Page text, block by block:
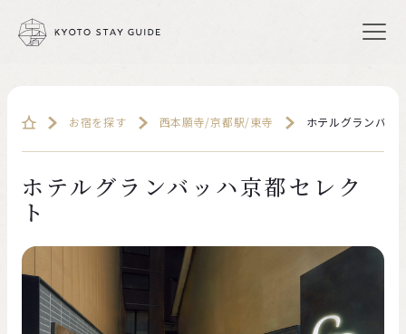
お宿を探す 西本願寺/京都駅/東寺 ホテルグランバッ
ホテルグランバッハ京都セレク
ト